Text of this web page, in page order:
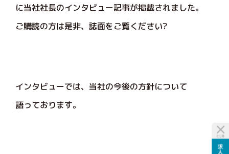
に当社社長のインタビュー記事が掲載されました。
ご購読の方は是非、誌面をご覧ください?
インタビューでは、当社の今後の方針について
語っております。